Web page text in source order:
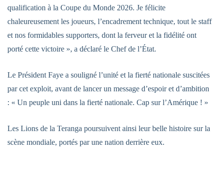
qualification à la Coupe du Monde 2026. Je félicite
chaleureusement les joueurs, l’encadrement technique, tout le staff
et nos formidables supporters, dont la ferveur et la fidélité ont
porté cette victoire », a déclaré le Chef de l’État.
Le Président Faye a souligné l’unité et la fierté nationale suscitées
par cet exploit, avant de lancer un message d’espoir et d’ambition
: « Un peuple uni dans la fierté nationale. Cap sur l’Amérique ! »
Les Lions de la Teranga poursuivent ainsi leur belle histoire sur la
scène mondiale, portés par une nation derrière eux.